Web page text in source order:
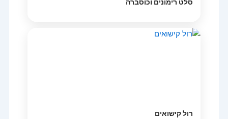
סלט רימונים וכוסברה
רול קישואים